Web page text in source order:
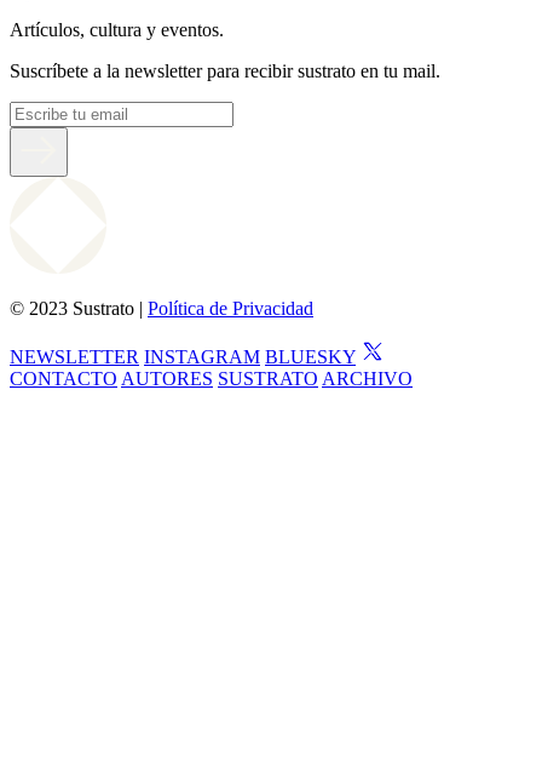
Artículos, cultura y eventos.
Suscríbete a la newsletter para recibir sustrato en tu mail.
© 2023 Sustrato | Política de Privacidad
NEWSLETTER INSTAGRAM BLUESKY
CONTACTO AUTORES SUSTRATO ARCHIVO